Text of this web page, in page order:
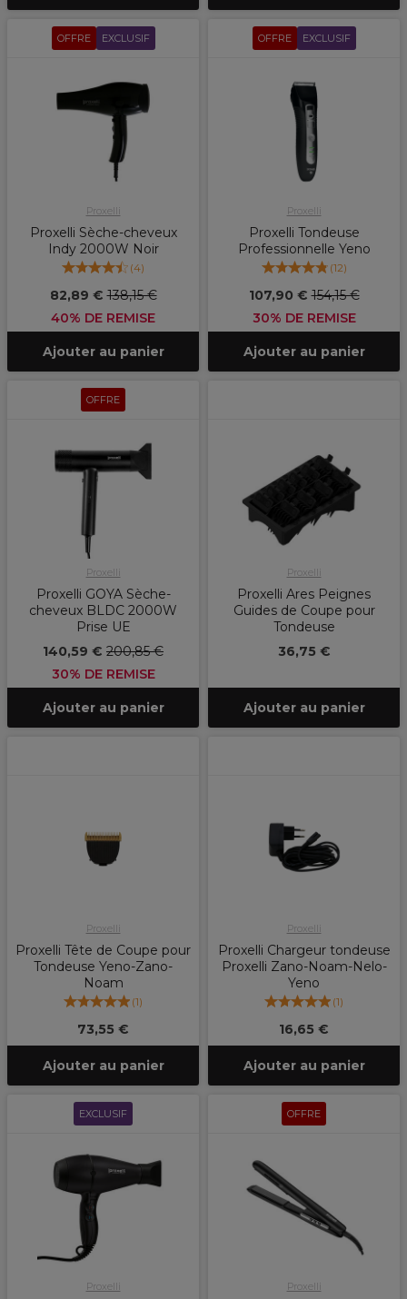
OFFRE EXCLUSIF
Proxelli
Proxelli Sèche-cheveux
Indy 2000W Noir
(4)
82,89 €138,15 €
40% DE REMISE
Ajouter au panier
OFFRE EXCLUSIF
Proxelli
Proxelli Tondeuse
Professionnelle Yeno
(12)
107,90 €154,15 €
30% DE REMISE
Ajouter au panier
OFFRE
Proxelli
Proxelli GOYA Sèche-
cheveux BLDC 2000W
Prise UE
140,59 € 200,85 €
30% DE REMISE
Ajouter au panier
Proxelli
Proxelli Ares Peignes
Guides de Coupe pour
Tondeuse
36,75 €
Ajouter au panier
Proxelli
Proxelli Tête de Coupe pour
Tondeuse Yeno-Zano-
Noam
(1)
73,55 €
Ajouter au panier
Proxelli
Proxelli Chargeur tondeuse
Proxelli Zano-Noam-Nelo-
Yeno
(1)
16,65 €
Ajouter au panier
EXCLUSIF
Proxelli
OFFRE
Proxelli